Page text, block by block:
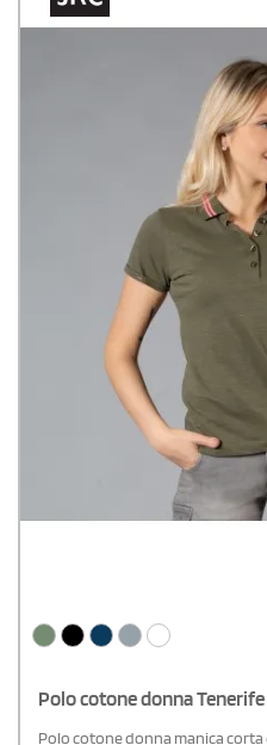
Polo cotone donna
Polo cotone donna manica